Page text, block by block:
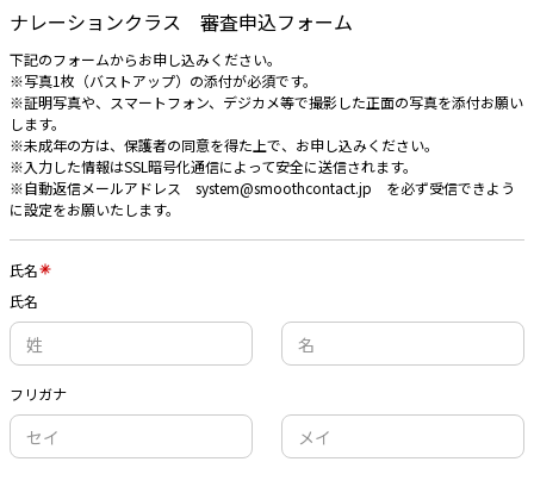
ナレーションクラス 審査申込フォーム
下記のフォームからお申し込みください。
※写真1枚（バストアップ）の添付が必須です。
※証明写真や、スマートフォン、デジカメ等で撮影した正面の写真を添付お願い
します。
※未成年の方は、保護者の同意を得た上で、お申し込みください。
※入力した情報はSSL暗号化通信によって安全に送信されます。
※自動返信メールアドレス system@smoothcontact.jp を必ず受信できよう
に設定をお願いたします。
氏名
氏名
フリガナ